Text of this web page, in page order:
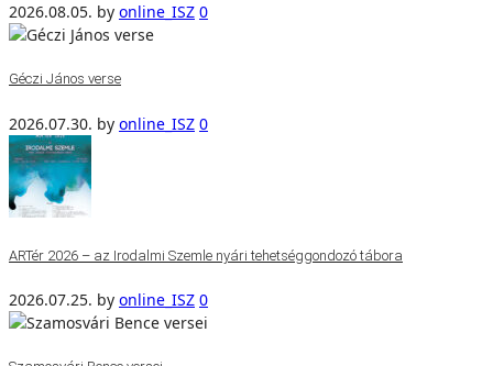
2026.08.05. by online_ISZ 0
Géczi János verse
2026.07.30. by online_ISZ 0
ARTér 2026 – az Irodalmi Szemle nyári tehetséggondozó tábora
2026.07.25. by online_ISZ 0